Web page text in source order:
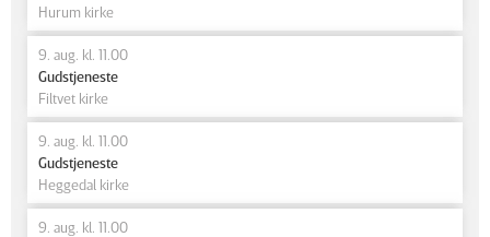
Hurum kirke
9. aug. kl. 11.00
Gudstjeneste
Filtvet kirke
9. aug. kl. 11.00
Gudstjeneste
Heggedal kirke
9. aug. kl. 11.00